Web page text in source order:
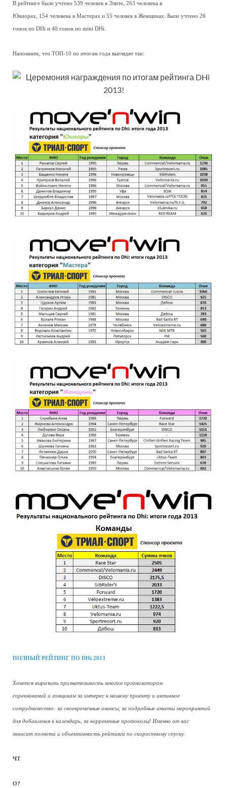
В рейтинге было учтено 539 человек в Элите, 263 человека в
Юниорах, 154 человека в Мастерах и 55 человек в Женщинах. Было учтено 26
гонок по DHi и 40 гонок по mini DHi.
Напомним, что ТОП-10 по итогам года выглядят так:
ПОЛНЫЙ РЕЙТИНГ ПО DHi 2013
Хочется выразить признательность многим организаторам
соревнований и гонщикам за интерес к нашему проекту и активное
сотрудничество: за своевременные анонсы, за подробные анкеты мероприятий
для добавления в календарь, за корректные протоколы! Именно от вас
зависит полнота и объективность рейтинга по скоростному спуску.
ЧТ
О?